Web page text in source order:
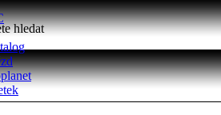
hledat